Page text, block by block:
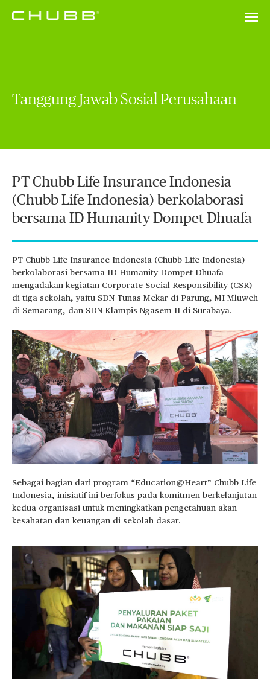
Tanggung Jawab Sosial Perusahaan
PT Chubb Life Insurance Indonesia
(Chubb Life Indonesia) berkolaborasi
bersama ID Humanity Dompet Dhuafa
PT Chubb Life Insurance Indonesia (Chubb Life Indonesia)
berkolaborasi bersama ID Humanity Dompet Dhuafa
mengadakan kegiatan Corporate Social Responsibility (CSR)
di tiga sekolah, yaitu SDN Tunas Mekar di Parung, MI Mluweh
di Semarang, dan SDN Klampis Ngasem II di Surabaya.
Sebagai bagian dari program “Education@Heart” Chubb Life
Indonesia, inisiatif ini berfokus pada komitmen berkelanjutan
kedua organisasi untuk meningkatkan pengetahuan akan
kesahatan dan keuangan di sekolah dasar.